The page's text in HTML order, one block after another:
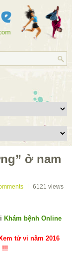
ở nam
6121 views
Khám bệnh Online
tử vi năm 2016
!!!